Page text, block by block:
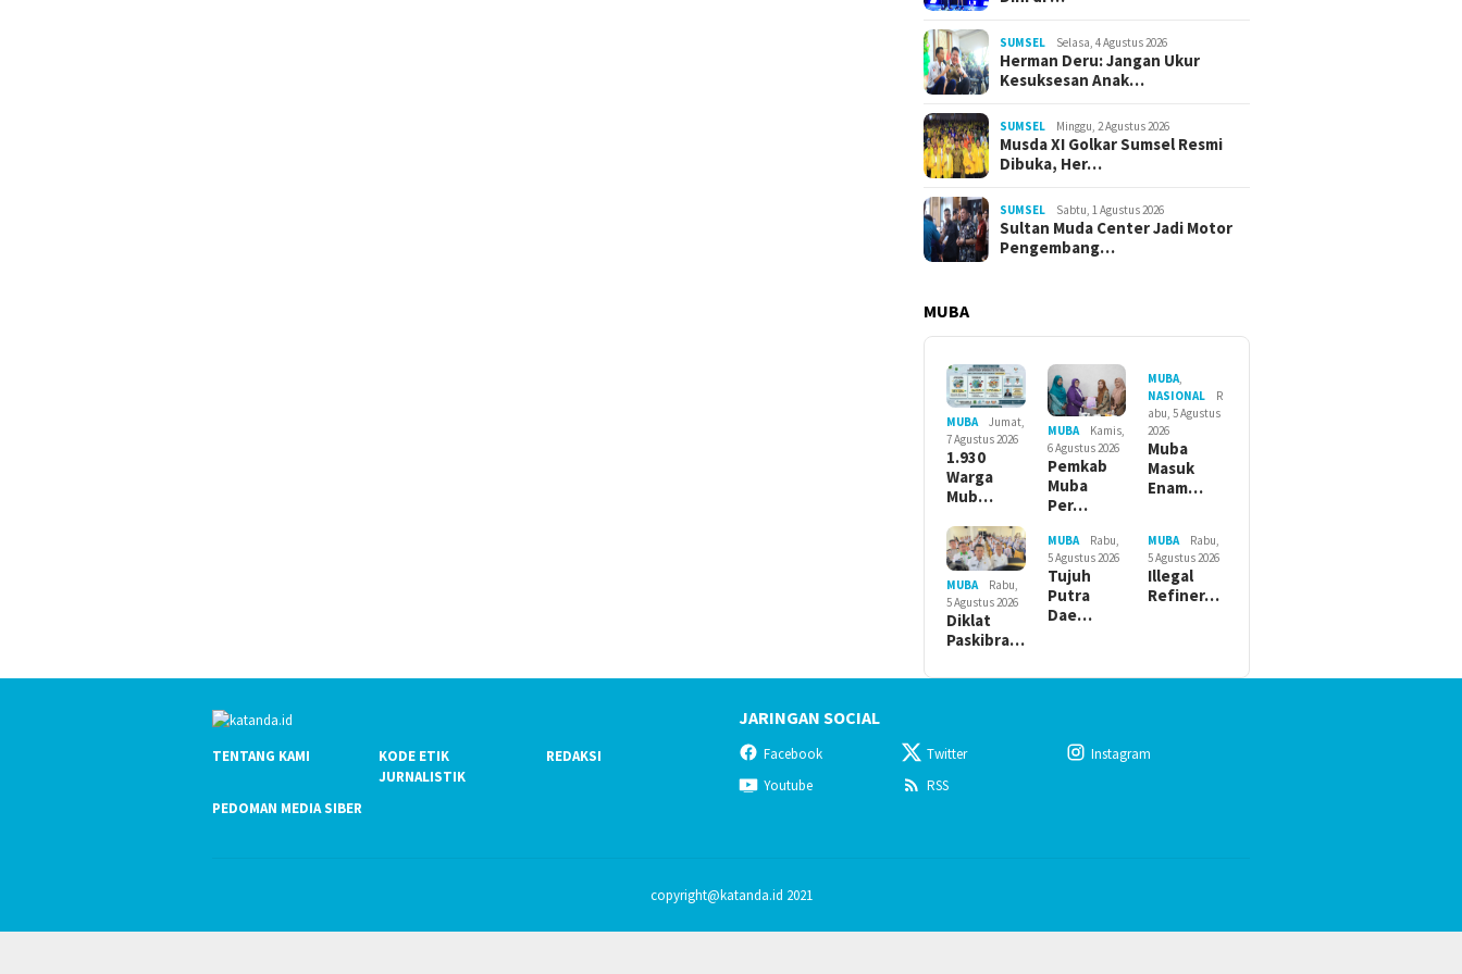
SUMSEL Selasa, 4 Agustus 2026
Herman Deru: Jangan Ukur
Kesuksesan Anak…
SUMSEL Minggu, 2 Agustus 2026
Musda XI Golkar Sumsel Resmi
Dibuka, Her…
SUMSEL Sabtu, 1 Agustus 2026
Sultan Muda Center Jadi Motor
Pengembang…
MUBA
MUBA
Jumat,
7 Agustus 2026
1.930
Warga
Mub…
MUBA
Kamis,
6 Agustus 2026
Pemkab
Muba
Per…
MUBA
NASIONAL
R
abu, 5 Agustus
2026
Muba
Masuk
Enam…
MUBA
Rabu,
5 Agustus 2026
Diklat
Paskibra…
MUBA
Rabu,
5 Agustus 2026
Tujuh
Putra
Dae…
MUBA
Rabu,
5 Agustus 2026
Illegal
Refiner…
TENTANG KAMI
KODE ETIK
JURNALISTIK
REDAKSI
PEDOMAN MEDIA SIBER
JARINGAN SOCIAL
Facebook Twitter
Instagram
Youtube
RSS
copyright@katanda.id 2021